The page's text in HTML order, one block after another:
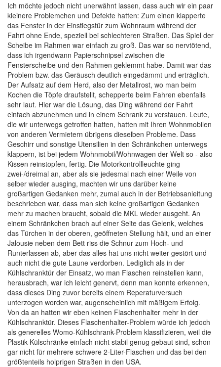
Ich möchte jedoch nicht unerwähnt lassen, dass auch wir ein paar
kleinere Problemchen und Defekte hatten: Zum einen klapperte
das Fenster in der Einstiegstür zum Wohnraum während der
Fahrt ohne Ende, speziell bei schlechteren Straßen. Das Spiel der
Scheibe im Rahmen war einfach zu groß. Das war so nervtötend,
dass ich irgendwann Papierschnipsel zwischen die
Fensterscheibe und den Rahmen geklemmt habe. Damit war das
Problem bzw. das Geräusch deutlich eingedämmt und erträglich.
Der Aufsatz auf dem Herd, also der Metallrost, wo man beim
Kochen die Töpfe draufstellt, schepperte beim Fahren ebenfalls
sehr laut. Hier war die Lösung, das Ding während der Fahrt
einfach abzunehmen und in einem Schrank zu verstauen. Leute,
die wir unterwegs getroffen hatten, hatten mit Ihren Wohnmobilen
von anderen Vermietern übrigens dieselben Probleme. Dass
Geschirr und sonstige Utensilien in den Schränkchen unterwegs
klappern, ist bei jedem Wohnmobil/Wohnwagen der Welt so - also
Kissen reinstopfen, fertig. Die Motorkontrollleuchte ging
zwei-/dreimal an, aber als sie jedesmal nach einer Weile von
selber wieder ausging, machten wir uns darüber keine
großartigen Gedanken mehr, zumal auch in der Betriebsanleitung
beschrieben war, dass man sich keine großartigen Gedanken
mehr zu machen braucht, sobald die MKL wieder ausgeht. An
einem Schränkchen brach auf einer Seite das Gelenk, welches
das Türchen in der oberen, geöffneten Stellung hält, und an einer
Jalousie neben dem Bett riss die Schnur zum Hoch- und
Runterlassen ab, aber das alles hat uns nicht weiter gestört und
auch nicht die gute Laune verdorben. Lediglich als in der
Kühlschranktür der Einsatz, wo man Flaschen reinstellen kann,
herausbrach, war ich leicht genervt, denn man konnte erkennen,
dass dieses Ding zuvor bereits einem Reperaturversuch
unterzogen worden war, augenscheinlich mit mäßigem Erfolg.
Von da an hatten wir eben keinen Flaschenhalter mehr in der
Kühlschranktür. Dieses Flaschenhalter-Problem würde ich jedoch
als generelles Womo-Kühlschrank-Problem klassifizieren, weil die
Plastik-Külschränke einfach nicht stabil genug gebaut sind, schon
gar nicht für mehrere schwere 2-Liter-Flaschen und das bei den
größtenteils holprigen Straßen in den USA.